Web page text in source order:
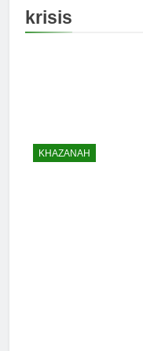
krisis
KHAZANAH